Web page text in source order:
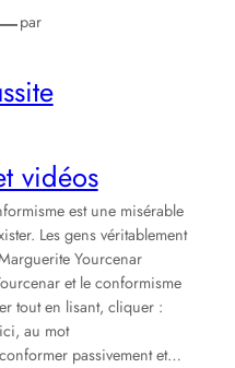
par
vidéos
est une misérable
Les gens véritablement
Yourcenar
et le conformisme
tout en lisant, cliquer :
au mot
passivement et…